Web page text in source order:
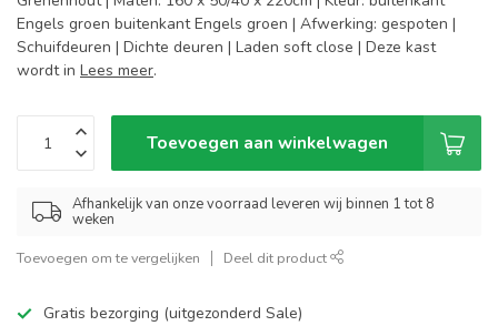
Engels groen buitenkant Engels groen | Afwerking: gespoten |
Schuifdeuren | Dichte deuren | Laden soft close | Deze kast
wordt in Lees meer.
Toevoegen aan winkelwagen
Afhankelijk van onze voorraad leveren wij binnen 1 tot 8
weken
Toevoegen om te vergelijken Deel dit product
Gratis bezorging (uitgezonderd Sale)